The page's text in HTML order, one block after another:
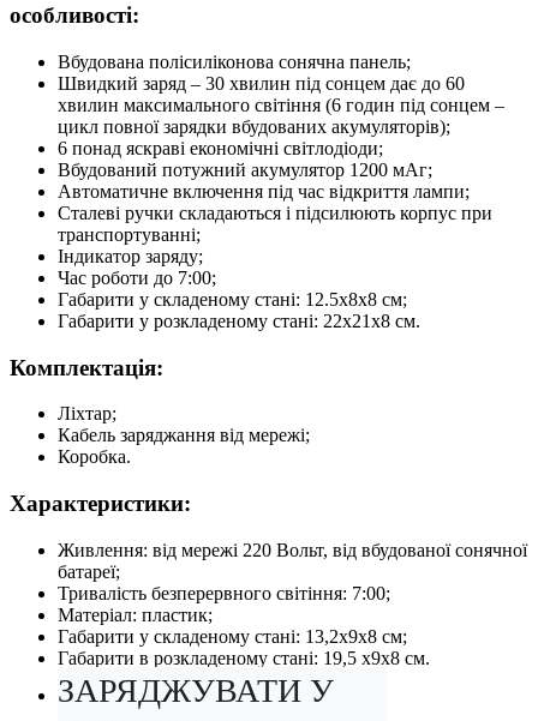
особливості:
Вбудована полісиліконова сонячна панель;
Швидкий заряд – 30 хвилин під сонцем дає до 60
хвилин максимального світіння (6 годин під сонцем –
цикл повної зарядки вбудованих акумуляторів);
6 понад яскраві економічні світлодіоди;
Вбудований потужний акумулятор 1200 мАг;
Автоматичне включення під час відкриття лампи;
Сталеві ручки складаються і підсилюють корпус при
транспортуванні;
Індикатор заряду;
Час роботи до 7:00;
Габарити у складеному стані: 12.5x8x8 см;
Габарити у розкладеному стані: 22x21x8 см.
Комплектація:
Ліхтар;
Кабель заряджання від мережі;
Коробка.
Характеристики:
Живлення: від мережі 220 Вольт, від вбудованої сонячної
батареї;
Тривалість безперервного світіння: 7:00;
Матеріал: пластик;
Габарити у складеному стані: 13,2х9х8 см;
Габарити в розкладеному стані: 19,5 х9х8 см.
ЗАРЯДЖУВАТИ У